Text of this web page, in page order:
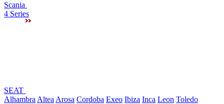
Scania
4 Series
SEAT
Alhambra Altea Arosa Cordoba Exeo Ibiza Inca Leon Toledo